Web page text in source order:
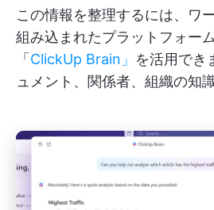
この情報を整理するには、ワ
組み込まれたプラットフォー
「ClickUp Brain」 を活用でき
ュメント、関係者、組織の知